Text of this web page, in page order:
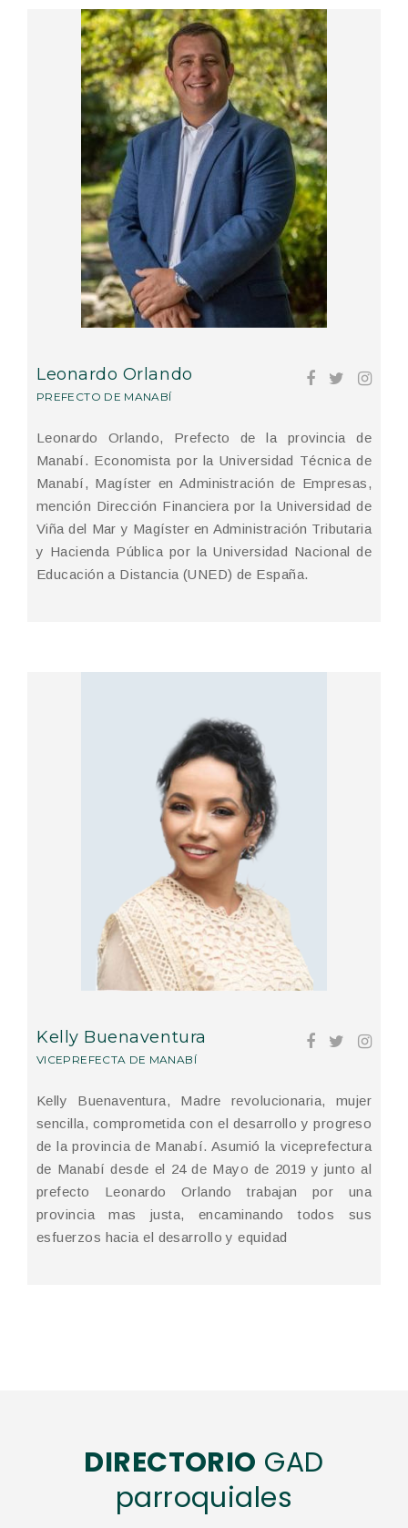
Leonardo Orlando
Leonardo Orlando, Prefecto de la provincia de
Manabí. Economista por la Universidad Técnica de
Manabí, Magíster en Administración de Empresas,
mención Dirección Financiera por la Universidad de
Viña del Mar y Magíster en Administración Tributaria
y Hacienda Pública por la Universidad Nacional de
Educación a Distancia (UNED) de España.
Kelly Buenaventura
Kelly Buenaventura, Madre revolucionaria, mujer
sencilla, comprometida con el desarrollo y progreso
de la provincia de Manabí. Asumió la viceprefectura
de Manabí desde el 24 de Mayo de 2019 y junto al
prefecto Leonardo Orlando trabajan por una
provincia mas justa, encaminando todos sus
esfuerzos hacia el desarrollo y equidad
DIRECTORIO GAD
parroquiales